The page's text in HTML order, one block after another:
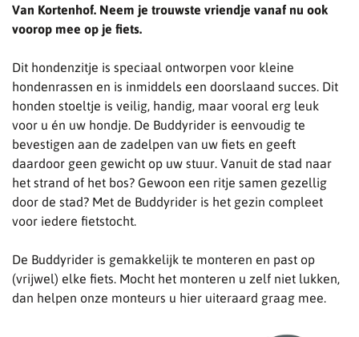
Van Kortenhof. Neem je trouwste vriendje vanaf nu ook
voorop mee op je fiets.
Dit hondenzitje is speciaal ontworpen voor kleine
hondenrassen en is inmiddels een doorslaand succes. Dit
honden stoeltje is veilig, handig, maar vooral erg leuk
voor u én uw hondje. De Buddyrider is eenvoudig te
bevestigen aan de zadelpen van uw fiets en geeft
daardoor geen gewicht op uw stuur. Vanuit de stad naar
het strand of het bos? Gewoon een ritje samen gezellig
door de stad? Met de Buddyrider is het gezin compleet
voor iedere fietstocht.
De Buddyrider is gemakkelijk te monteren en past op
(vrijwel) elke fiets. Mocht het monteren u zelf niet lukken,
dan helpen onze monteurs u hier uiteraard graag mee.